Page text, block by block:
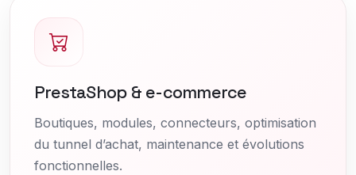
PrestaShop & e-commerce
Boutiques, modules, connecteurs, optimisation
du tunnel d’achat, maintenance et évolutions
fonctionnelles.